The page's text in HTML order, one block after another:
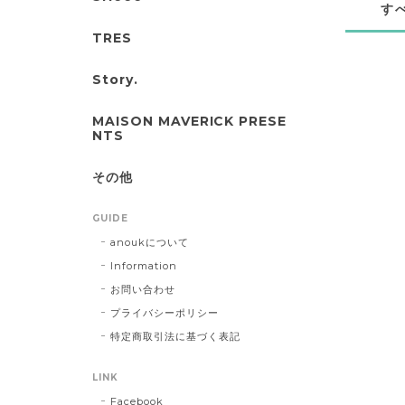
す
TRES
Story.
MAISON MAVERICK PRESE
NTS
その他
GUIDE
anoukについて
Information
お問い合わせ
プライバシーポリシー
特定商取引法に基づく表記
LINK
Facebook